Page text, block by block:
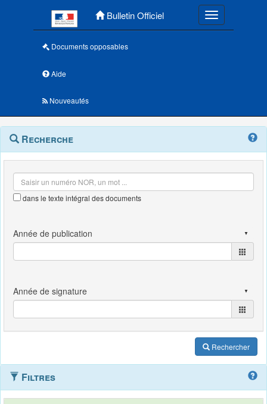
Bulletin Officiel Toggle
Documents opposables
Aide
Nouveautés
Navigation
outils
Menu
contextuel
Recherche
dans le texte intégral des documents
Rechercher
Filtres